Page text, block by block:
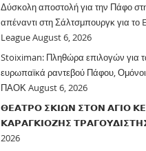
Δύσκολη αποστολή για την Πάφο
απέναντι στη Σάλτσμπουργκ για το
LeagueAugust 6, 2026
Stoiximan: Πληθώρα επιλογών για
ευρωπαϊκά ραντεβού Πάφου,
ΠΑΟΚAugust 6, 2026
𝝝𝝚𝝖𝝩𝝦𝝤 𝝨𝝟𝝞𝝮𝝢 𝝨𝝩𝝤𝝢 𝝖𝝘𝝞𝝤
𝝟𝝖𝝦𝝖𝝘𝝟𝝞𝝤𝝛𝝜𝝨
2026